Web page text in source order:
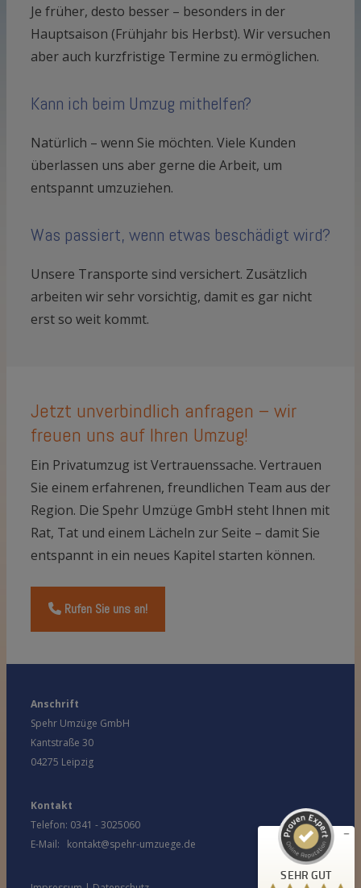
Je früher, desto besser – besonders in der
Hauptsaison (Frühjahr bis Herbst). Wir versuchen
aber auch kurzfristige Termine zu ermöglichen.
Kann ich beim Umzug mithelfen?
Natürlich – wenn Sie möchten. Viele Kunden
überlassen uns aber gerne die Arbeit, um
entspannt umzuziehen.
Was passiert, wenn etwas beschädigt wird?
Unsere Transporte sind versichert. Zusätzlich
arbeiten wir sehr vorsichtig, damit es gar nicht
erst so weit kommt.
Jetzt unverbindlich anfragen – wir
freuen uns auf Ihren Umzug!
Ein Privatumzug ist Vertrauenssache. Vertrauen
Sie einem erfahrenen, freundlichen Team aus der
Region. Die Spehr Umzüge GmbH steht Ihnen mit
Rat, Tat und einem Lächeln zur Seite – damit Sie
entspannt in ein neues Kapitel starten können.
Rufen Sie uns an!
Anschrift
Spehr Umzüge GmbH
Kantstraße 30
04275 Leipzig
Kontakt
Telefon: 0341 - 3025060
E-Mail: kontakt@spehr-umzuege.de
SEHR GUT
ProvenExpert.com
1
Bewertung auf
ProvenExpert.com
46